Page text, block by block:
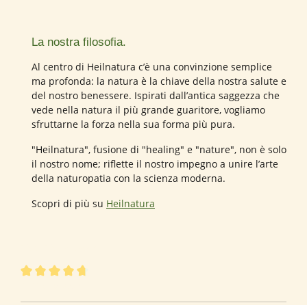
La nostra filosofia.
Al centro di Heilnatura c’è una convinzione semplice
ma profonda: la natura è la chiave della nostra salute e
del nostro benessere. Ispirati dall’antica saggezza che
vede nella natura il più grande guaritore, vogliamo
sfruttarne la forza nella sua forma più pura.
"Heilnatura", fusione di "healing" e "nature", non è solo
il nostro nome; riflette il nostro impegno a unire l’arte
della naturopatia con la scienza moderna.
Scopri di più su Heilnatura